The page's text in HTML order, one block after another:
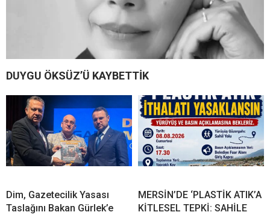
DUYGU ÖKSÜZ’Ü KAYBETTİK
Dim, Gazetecilik Yasası
Taslağını Bakan Gürlek’e
MERSİN’DE ‘PLASTİK ATIK’A
KİTLESEL TEPKİ: SAHİLE